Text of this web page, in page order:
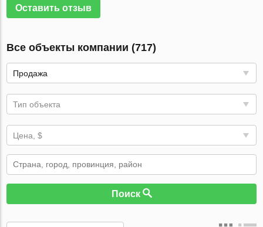
Оставить отзыв
Все объекты компании (717)
Продажа
Тип объекта
Цена, $
Поиск